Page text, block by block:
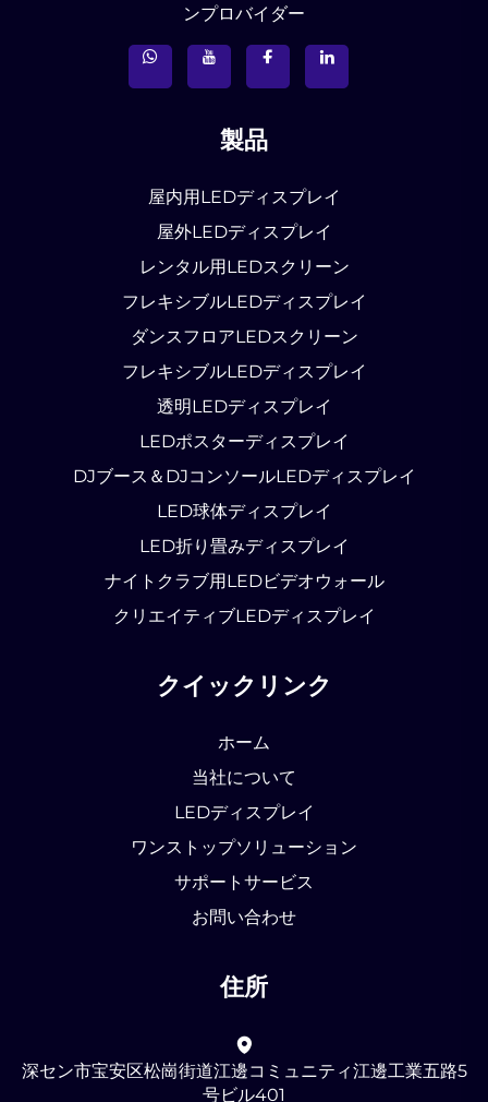
ンプロバイダー
製品
屋内用LEDディスプレイ
屋外LEDディスプレイ
レンタル用LEDスクリーン
フレキシブルLEDディスプレイ
ダンスフロアLEDスクリーン
フレキシブルLEDディスプレイ
透明LEDディスプレイ
LEDポスターディスプレイ
DJブース＆DJコンソールLEDディスプレイ
LED球体ディスプレイ
LED折り畳みディスプレイ
ナイトクラブ用LEDビデオウォール
クリエイティブLEDディスプレイ
クイックリンク
ホーム
当社について
LEDディスプレイ
ワンストップソリューション
サポートサービス
お問い合わせ
住所
深セン市宝安区松崗街道江邊コミュニティ江邊工業五路5
号ビル401